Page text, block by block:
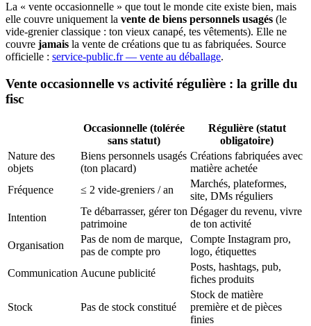
La « vente occasionnelle » que tout le monde cite existe bien, mais
elle couvre uniquement la vente de biens personnels usagés (le
vide-grenier classique : ton vieux canapé, tes vêtements). Elle ne
couvre jamais la vente de créations que tu as fabriquées. Source
officielle : service-public.fr — vente au déballage.
Vente occasionnelle vs activité régulière : la grille du
fisc
Occasionnelle (tolérée
sans statut)
Régulière (statut
obligatoire)
Nature des
objets
Biens personnels usagés
(ton placard)
Créations fabriquées avec
matière achetée
Fréquence
≤ 2 vide-greniers / an
Marchés, plateformes,
site, DMs réguliers
Intention
Te débarrasser, gérer ton
patrimoine
Dégager du revenu, vivre
de ton activité
Organisation
Pas de nom de marque,
pas de compte pro
Compte Instagram pro,
logo, étiquettes
Communication Aucune publicité
Posts, hashtags, pub,
fiches produits
Stock Pas de stock constitué
Stock de matière
première et de pièces
finies